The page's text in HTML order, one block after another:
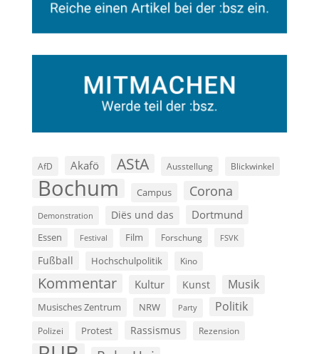
AfD Akafö AStA Ausstellung Blickwinkel
Bochum Campus Corona
Demonstration Diës und das Dortmund
Essen Festival Film Forschung FSVK
Fußball Hochschulpolitik Kino
Kommentar Kultur Kunst Musik
Musisches Zentrum NRW Party Politik
Polizei Protest Rassismus Rezension